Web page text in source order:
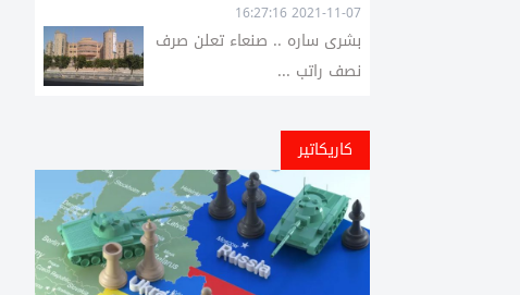
2021-11-07 16:27:16
بشرى ساره .. صنعاء تعلن صرف
نصف راتب ...
كاريكاتير